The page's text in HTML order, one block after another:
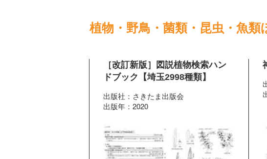
植物・野鳥・菌類・昆虫・魚
［改訂新版］図説植物検索ハン
ドブック【埼玉2998種類】
出版社：さきたま出版会
出版年：2020